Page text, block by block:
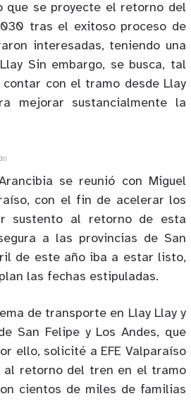
se proyecte el retorno del
tras el exitoso proceso de
interesadas, teniendo una
Sin embargo, se busca, tal
con el tramo desde Llay
mejorar sustancialmente la
se reunió con Miguel
con el fin de acelerar los
sustento al retorno de esta
a las provincias de San
de este año iba a estar listo,
las fechas estipuladas.
de transporte en Llay Llay y
San Felipe y Los Andes, que
ello, solicité a EFE Valparaíso
al retorno del tren en el tramo
cientos de miles de familias